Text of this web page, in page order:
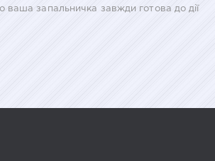
ваша запальничка завжди готова до дії